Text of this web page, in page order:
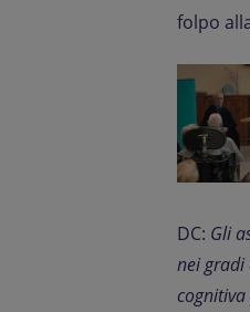
folpo
DC: Gli
nei gradi